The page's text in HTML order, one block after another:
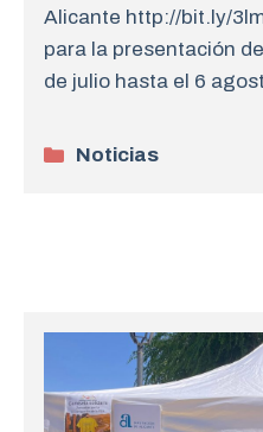
Alicante http://bit.ly/
para la presentación
de julio hasta el 6
Categorías
Noticias